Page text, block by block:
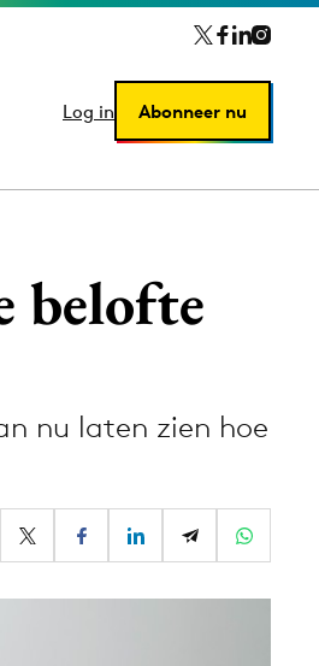
Log in Abonneer nu
Log in Abonneer nu
belofte
nu laten zien hoe